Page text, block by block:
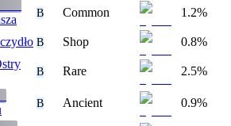
B Common 1.2%
B Shop 0.8%
B Rare 2.5%
B Ancient 0.9%